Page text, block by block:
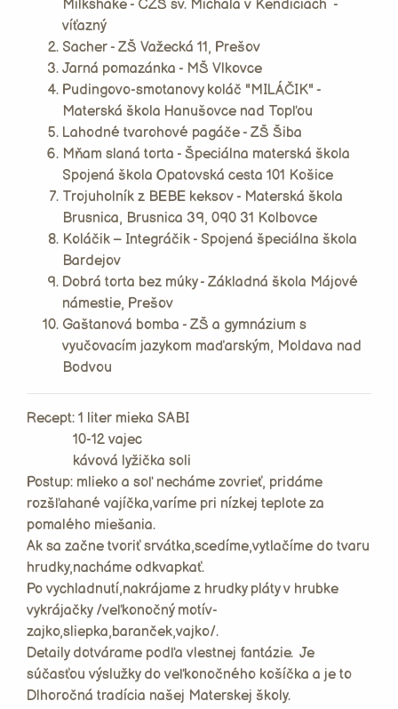
Milkshake - CZŠ sv. Michala v Kendiciach -
víťazný
Sacher - ZŠ Važecká 11, Prešov
Jarná pomazánka - MŠ Vlkovce
Pudingovo-smotanovy koláč "MILÁČIK" -
Materská škola Hanušovce nad Topľou
Lahodné tvarohové pagáče - ZŠ Šiba
Mňam slaná torta - Špeciálna materská škola
Spojená škola Opatovská cesta 101 Košice
Trojuholník z BEBE keksov - Materská škola
Brusnica, Brusnica 39, 090 31 Kolbovce
Koláčik – Integráčik - Spojená špeciálna škola
Bardejov
Dobrá torta bez múky - Základná škola Májové
námestie, Prešov
Gaštanová bomba - ZŠ a gymnázium s
vyučovacím jazykom maďarským, Moldava nad
Bodvou
Recept: 1 liter mieka SABI
10-12 vajec
kávová lyžička soli
Postup: mlieko a soľ necháme zovrieť, pridáme
rozšľahané vajíčka,varíme pri nízkej teplote za
pomalého miešania.
Ak sa začne tvoriť srvátka,scedíme,vytlačíme do tvaru
hrudky,nacháme odkvapkať.
Po vychladnutí,nakrájame z hrudky pláty v hrubke
vykrájačky /veľkonočný motív-
zajko,sliepka,baranček,vajko/.
Detaily dotvárame podľa vlestnej fantázie. Je
súčasťou výslužky do veľkonočného košíčka a je to
Dlhoročná tradícia našej Materskej školy.